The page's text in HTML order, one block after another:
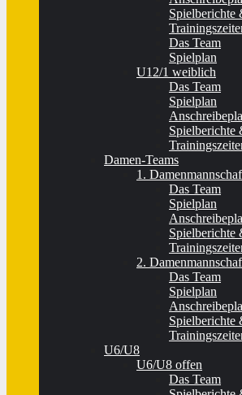
Spielberichte
Das Team
Spielplan
U12/1 weiblich
Das Team
Spielplan
Spielberichte
Damen-Teams
1.
Das Team
Spielplan
Spielberichte
2.
Das Team
Spielplan
Spielberichte
U6/U8
U6/U8 offen
Das Team